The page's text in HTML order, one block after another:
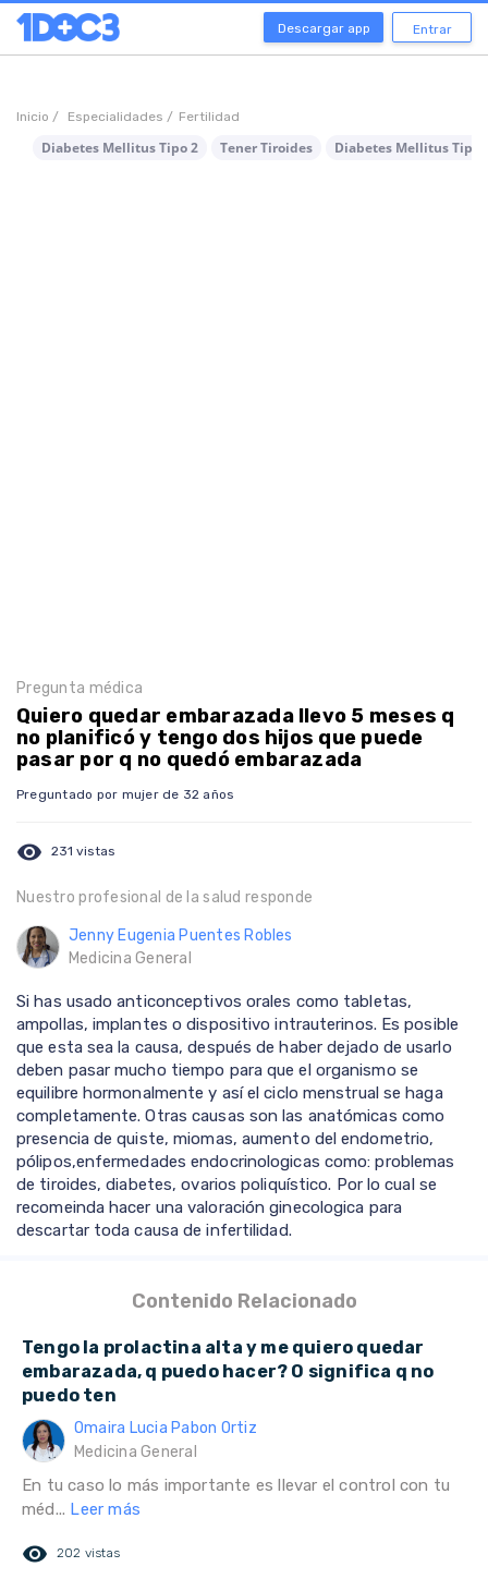
Descargar app Entrar
Inicio / Especialidades / Fertilidad
Diabetes Mellitus Tipo 2 Tener Tiroides Diabetes Mellitus Tipo
Pregunta médica
Quiero quedar embarazada llevo 5 meses q
no planificó y tengo dos hijos que puede
pasar por q no quedó embarazada
Preguntado por mujer de 32 años
visibility 231 vistas
Nuestro profesional de la salud responde
Jenny Eugenia Puentes Robles
Medicina General
Si has usado anticonceptivos orales como tabletas,
ampollas, implantes o dispositivo intrauterinos. Es posible
que esta sea la causa, después de haber dejado de usarlo
deben pasar mucho tiempo para que el organismo se
equilibre hormonalmente y así el ciclo menstrual se haga
completamente. Otras causas son las anatómicas como
presencia de quiste, miomas, aumento del endometrio,
pólipos,enfermedades endocrinologicas como: problemas
de tiroides, diabetes, ovarios poliquístico. Por lo cual se
recomeinda hacer una valoración ginecologica para
descartar toda causa de infertilidad.
Contenido Relacionado
Tengo la prolactina alta y me quiero quedar
embarazada, q puedo hacer? O significa q no
puedo ten
Omaira Lucia Pabon Ortiz
Medicina General
En tu caso lo más importante es llevar el control con tu
méd... Leer más
remove_red_eye 202 vistas